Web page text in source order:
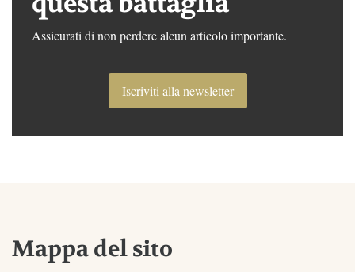
Assicurati di non perdere alcun articolo importante.
Iscriviti alla newsletter
Mappa del sito